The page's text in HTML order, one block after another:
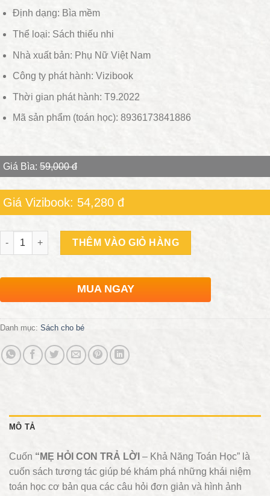
Định dạng: Bìa mềm
Thể loại: Sách thiếu nhi
Nhà xuất bản: Phụ Nữ Việt Nam
Công ty phát hành: Vizibook
Thời gian phát hành: T9.2022
Mã sản phẩm (toán học): 8936173841886
Giá Bìa: 59,000 đ
Giá Vizibook: 54,280 đ
Số lượng
THÊM VÀO GIỎ HÀNG
MUA NGAY
Danh mục: Sách cho bé
MÔ TẢ
Cuốn “MẸ HỎI CON TRẢ LỜI – Khả Năng Toán Học” là
cuốn sách tương tác giúp bé khám phá những khái niệm
toán học cơ bản qua các câu hỏi đơn giản và hình ảnh